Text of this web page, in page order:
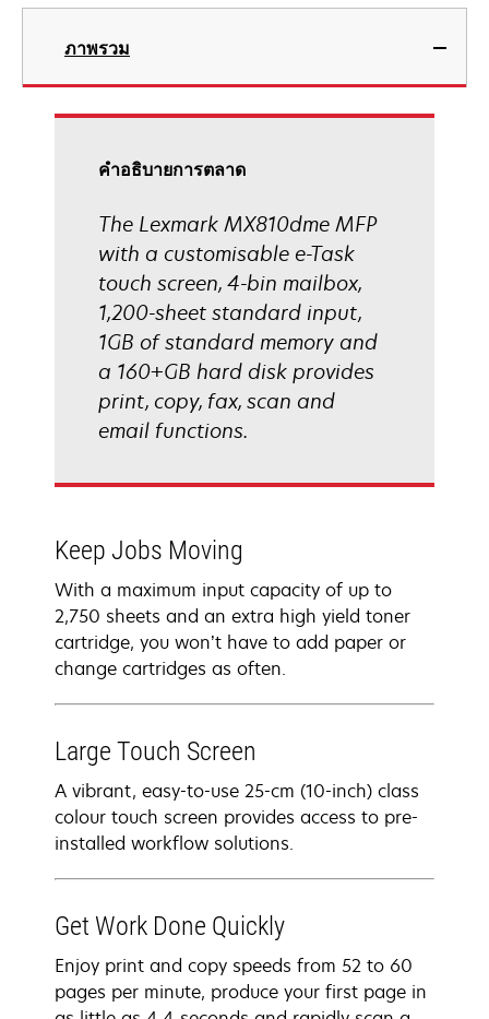
opens
new
ภาพรวม
คําอธิบายการตลาด
The Lexmark MX810dme MFP
with a customisable e-Task
touch screen, 4-bin mailbox,
1,200-sheet standard input,
1GB of standard memory and
a 160+GB hard disk provides
print, copy, fax, scan and
email functions.
Keep Jobs Moving
With a maximum input capacity of up to
2,750 sheets and an extra high yield toner
cartridge, you won’t have to add paper or
change cartridges as often.
Large Touch Screen
A vibrant, easy-to-use 25-cm (10-inch) class
colour touch screen provides access to pre-
installed workflow solutions.
Get Work Done Quickly
Enjoy print and copy speeds from 52 to 60
pages per minute, produce your first page in